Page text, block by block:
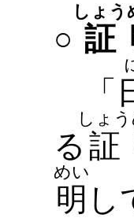
○ 証
しょう
「
る 証
しょう
明
めい
し